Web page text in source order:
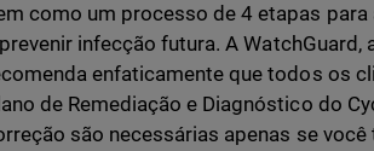
como um processo de 4 etapas
infecção futura. A WatchGuard,
enfaticamente que todos os
de Remediação e Diagnóstico do
são necessárias apenas se